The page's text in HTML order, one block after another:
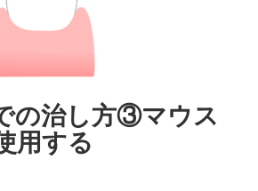
の治し方③マウス
用する